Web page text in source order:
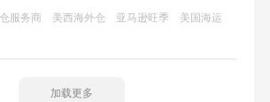
外仓的的需求会越来越迫切。海外仓的数
发展越加壮大。其中美西海外仓的发展
服务商 美西海外仓 亚马逊旺季
美国海运
加载更多